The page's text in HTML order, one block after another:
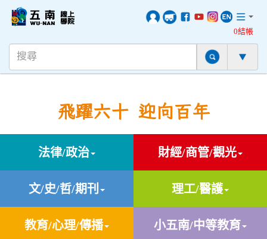
0結帳
飛躍六十 迎向百年
法律/政治 財經/商管/觀光
文/史/哲/期刊 理工/醫護
教育/心理/傳播 小五南/中等教育